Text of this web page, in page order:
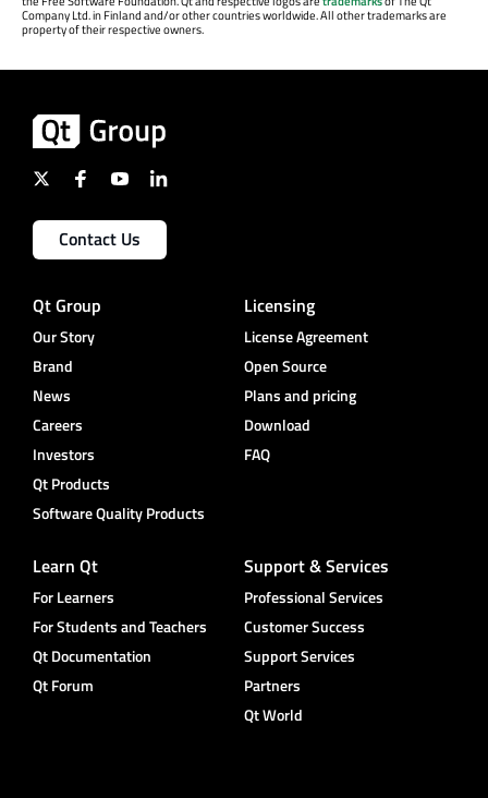
Company Ltd. in Finland and/or other countries worldwide. All other trademarks are
property of their respective owners.
Contact Us
Qt Group
Our Story
Brand
News
Careers
Investors
Qt Products
Software Quality Products
Licensing
License Agreement
Open Source
Plans and pricing
Download
FAQ
Learn Qt
For Learners
For Students and Teachers
Qt Documentation
Qt Forum
Support & Services
Professional Services
Customer Success
Support Services
Partners
Qt World